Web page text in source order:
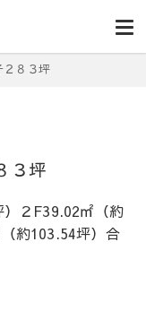
８３坪
３坪
２F39.02㎡（約
約103.54坪）合